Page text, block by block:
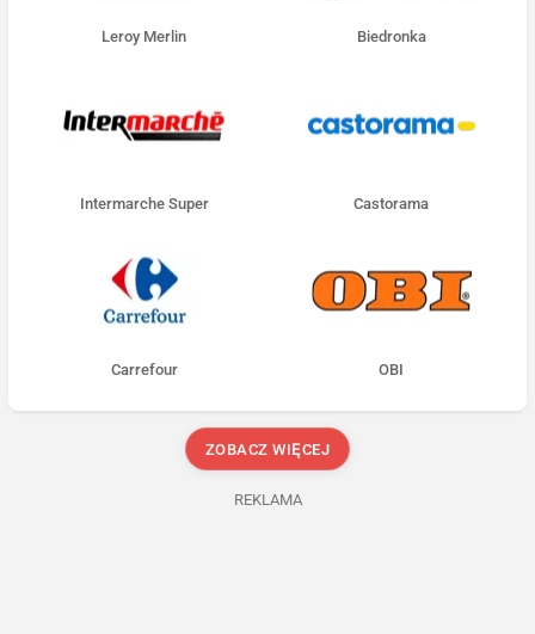
Leroy Merlin Biedronka
Intermarche Super Castorama
Carrefour OBI
ZOBACZ WIĘCEJ
REKLAMA